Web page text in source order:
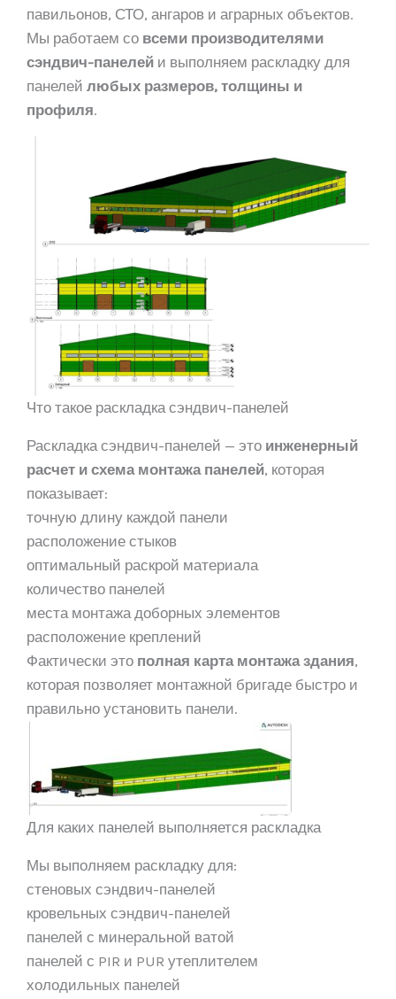
павильонов, СТО, ангаров и аграрных объектов.
Мы работаем со всеми производителями
сэндвич-панелей и выполняем раскладку для
панелейлюбых размеров, толщины и
профиля.
Что такое раскладка сэндвич-панелей
Раскладка сэндвич-панелей — это инженерный
расчет и схема монтажа панелей, которая
показывает:
точную длину каждой панели
расположение стыков
оптимальный раскрой материала
количество панелей
места монтажа доборных элементов
расположение креплений
Фактически это полная карта монтажа здания,
которая позволяет монтажной бригаде быстро и
правильно установить панели.
Для каких панелей выполняется раскладка
Мы выполняем раскладку для:
стеновых сэндвич-панелей
кровельных сэндвич-панелей
панелей с минеральной ватой
панелей с PIR и PUR утеплителем
холодильных панелей